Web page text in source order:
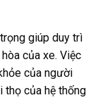
₫.
giúp duy trì
của xe. Việc
của người
thọ của hệ thống